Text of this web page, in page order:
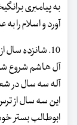
به پیامبری
آورد و اسلام را
10. شانزده
آل هاشم شروع
آله سه سال در
این سه سال از
ابوطالب بستر